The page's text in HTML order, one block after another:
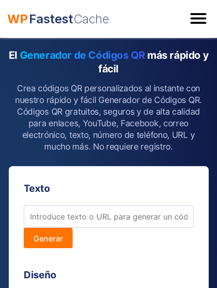
WPFastestCache
El Generador de Códigos QR más rápido y
fácil
Crea códigos QR personalizados al instante con
nuestro rápido y fácil Generador de Códigos QR.
Códigos QR gratuitos, seguros y de alta calidad
para enlaces, YouTube, Facebook, correo
electrónico, texto, número de teléfono, URL y
mucho más. No requiere registro.
Texto
Generar
Diseño